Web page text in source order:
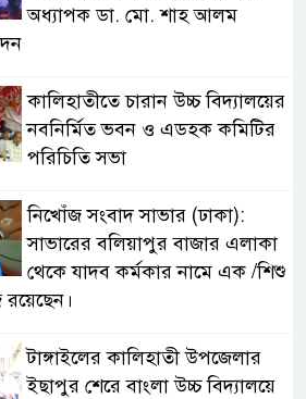
অধ্যাপক ডা. মো. শাহ আলম
কালিহাতীতে চারান উচ্চ বিদ্যালয়ের
নবনির্মিত ভবন ও এডহক কমিটির
পরিচিতি সভা
নিখোঁজ সংবাদ সাভার (ঢাকা):
সাভারের বলিয়াপুর বাজার এলাকা
থেকে যাদব কর্মকার নামে এক /শিশু
টাঙ্গাইলের কালিহাতী উপজেলার
ইছাপুর শেরে বাংলা উচ্চ বিদ্যালয়ে